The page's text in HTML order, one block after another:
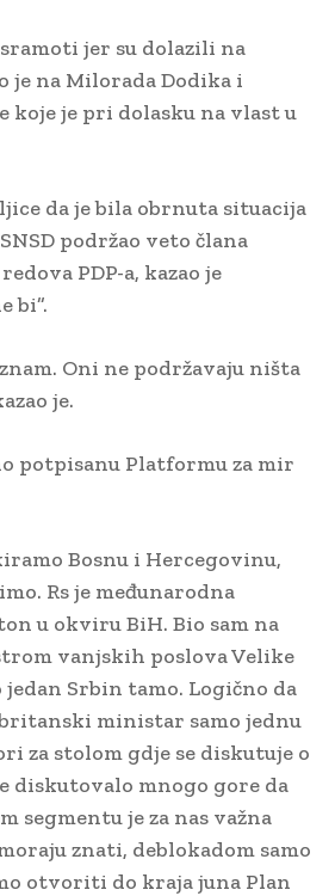
jer su dolazili na
je na Milorada Dodika i
koje je pri dolasku na vlast u
da je bila obrnuta situacija
podržao veto člana
PDP-a, kazao je
bi”.
Oni ne podržavaju ništa
je.
potpisanu Platformu za mir
Bosnu i Hercegovinu,
Rs je međunarodna
u okviru BiH. Bio sam na
vanjskih poslova Velike
Srbin tamo. Logično da
ministar samo jednu
za stolom gdje se diskutuje o
diskutovalo mnogo gore da
segmentu je za nas važna
znati, deblokadom samo
otvoriti do kraja juna Plan